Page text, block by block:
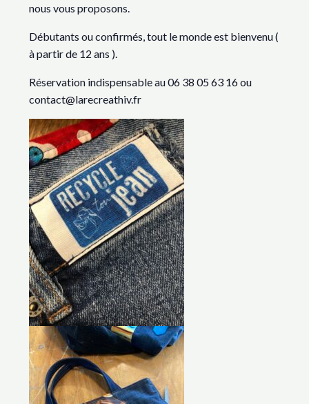
nous vous proposons.
Débutants ou confirmés, tout le monde est bienvenu (
à partir de 12 ans ).
Réservation indispensable au 06 38 05 63 16 ou
contact@larecreathiv.fr